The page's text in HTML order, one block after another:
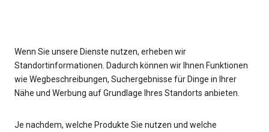
Wenn Sie unsere Dienste nutzen, erheben wir
Standortinformationen. Dadurch können wir Ihnen Funktionen
wie Wegbeschreibungen, Suchergebnisse für Dinge in Ihrer
Nähe und Werbung auf Grundlage Ihres Standorts anbieten.
Je nachdem, welche Produkte Sie nutzen und welche